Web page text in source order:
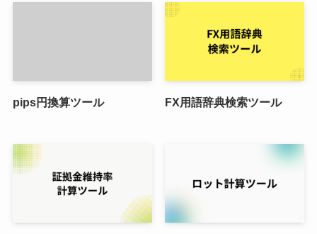
pips円換算ツール FX用語辞典検索ツール